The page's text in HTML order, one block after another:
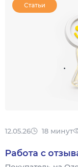
Статьи
12.05.26 18 минут
Работа с